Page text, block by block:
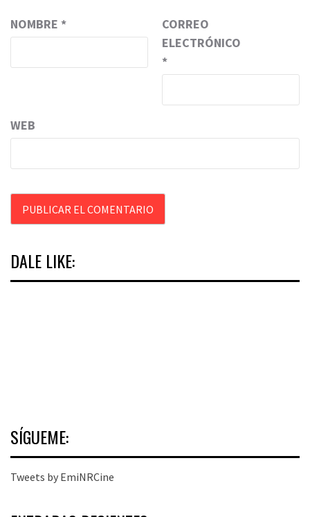
NOMBRE *
CORREO
ELECTRÓNICO
*
WEB
DALE LIKE:
SÍGUEME:
Tweets by EmiNRCine